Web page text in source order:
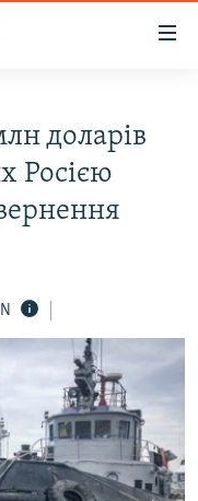
доларів
Росією